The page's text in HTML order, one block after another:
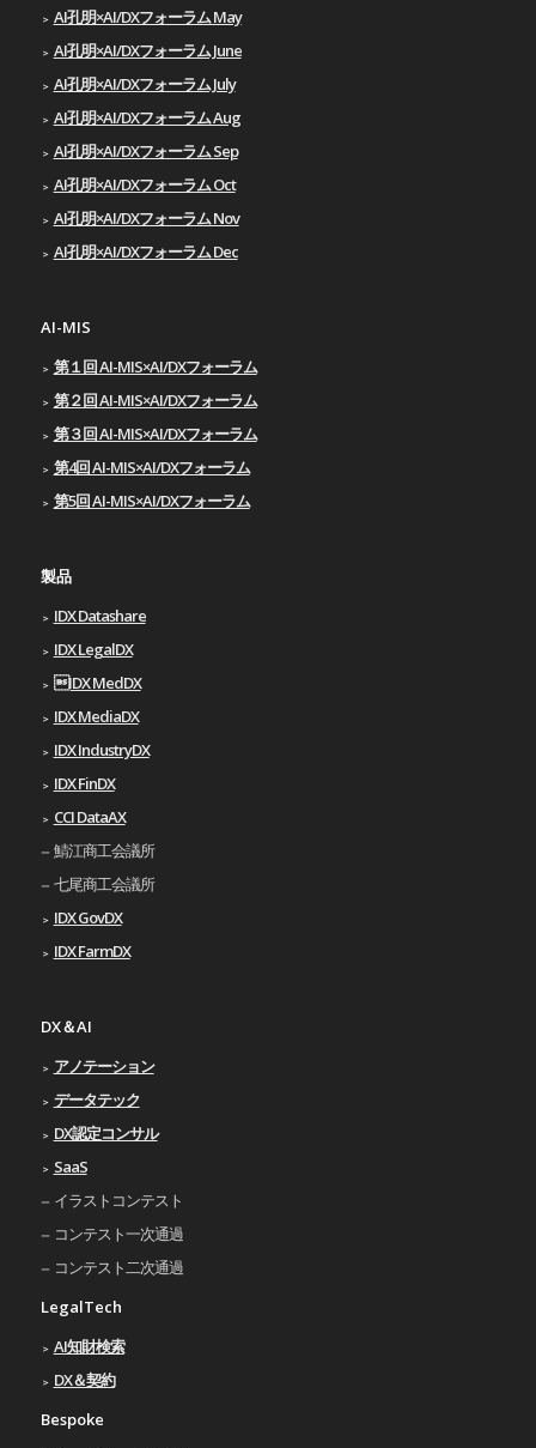
AI孔明×AI/DXフォーラム May
AI孔明×AI/DXフォーラム June
AI孔明×AI/DXフォーラム July
AI孔明×AI/DXフォーラム Aug
AI孔明×AI/DXフォーラム Sep
AI孔明×AI/DXフォーラム Oct
AI孔明×AI/DXフォーラム Nov
AI孔明×AI/DXフォーラム Dec
AI-MIS
第１回 AI-MIS×AI/DXフォーラム
第２回 AI-MIS×AI/DXフォーラム
第３回 AI-MIS×AI/DXフォーラム
第4回 AI-MIS×AI/DXフォーラム
第5回 AI-MIS×AI/DXフォーラム
製品
IDX Datashare
IDX LegalDX
IDX MedDX
IDX MediaDX
IDX IndustryDX
IDX FinDX
CCI DataAX
鯖江商工会議所
七尾商工会議所
IDX GovDX
IDX FarmDX
DX＆AI
アノテーション
データテック
DX認定コンサル
SaaS
イラストコンテスト
コンテスト一次通過
コンテスト二次通過
LegalTech
AI知財検索
DX＆契約
Bespoke